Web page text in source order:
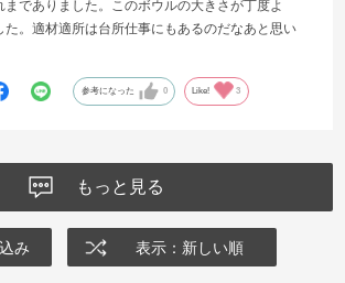
までありました。このボウルの大きさが丁度よ
た。適材適所は台所仕事にもあるのだなあと思い
参考になった 0 Like! 3
もっと見る
み 表示：新しい順